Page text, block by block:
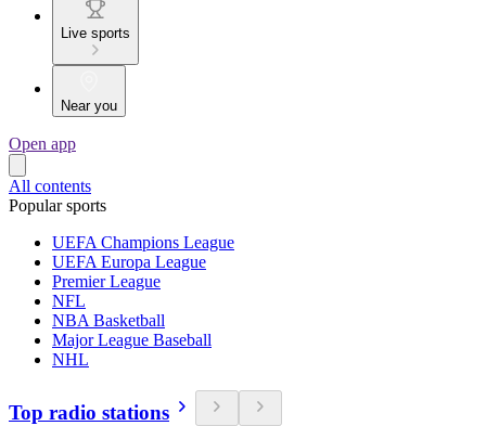
Live sports
Near you
Open app
All contents
Popular sports
UEFA Champions League
UEFA Europa League
Premier League
NFL
NBA Basketball
Major League Baseball
NHL
Top radio stations